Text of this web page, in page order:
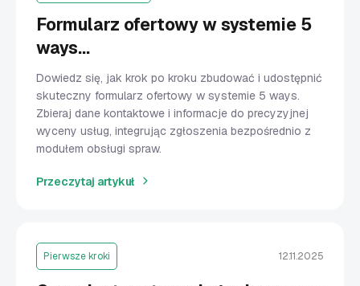
Formularz ofertowy w systemie 5
ways...
Dowiedz się, jak krok po kroku zbudować i udostępnić
skuteczny formularz ofertowy w systemie 5 ways.
Zbieraj dane kontaktowe i informacje do precyzyjnej
wyceny usług, integrując zgłoszenia bezpośrednio z
modułem obsługi spraw.
Przeczytaj artykuł
Pierwsze kroki 12.11.2025